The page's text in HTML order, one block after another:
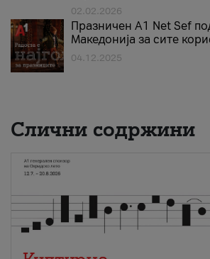
02.02.2026
Празничен A1 Net Sеf
Македонија за сите
04.12.2025
Слични содржини